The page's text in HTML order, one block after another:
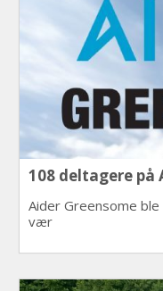
108 deltagere på
Aider Greensome
vær